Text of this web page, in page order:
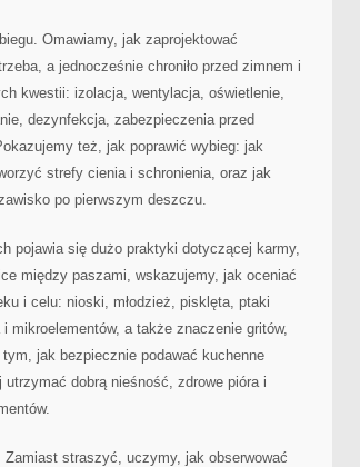
Omawiamy, jak zaprojektować
a jednocześnie chroniło przed zimnem i
kwestii: izolacja, wentylacja, oświetlenie,
dezynfekcja, zabezpieczenia przed
też, jak poprawić wybieg: jak
strefy cienia i schronienia, oraz jak
po pierwszym deszczu.
pojawia się dużo praktyki dotyczącej karmy,
między paszami, wskazujemy, jak oceniać
i celu: nioski, młodzież, pisklęta, ptaki
mikroelementów, a także znaczenie gritów,
jak bezpiecznie podawać kuchenne
dobrą nieśność, zdrowe pióra i
straszyć, uczymy, jak obserwować